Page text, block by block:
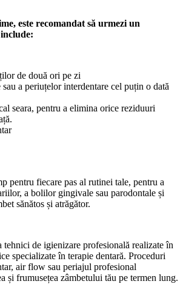
este recomandat să urmezi un
de două ori pe zi
a periuțelor interdentare cel puțin o dată
seara, pentru a elimina orice reziduuri
pentru fiecare pas al rutinei tale, pentru a
a bolilor gingivale sau parodontale și
sănătos și atrăgător.
tehnici de igienizare profesională realizate în
specializate în terapie dentară. Proceduri
air flow sau periajul profesional
și frumusețea zâmbetului tău pe termen lung.